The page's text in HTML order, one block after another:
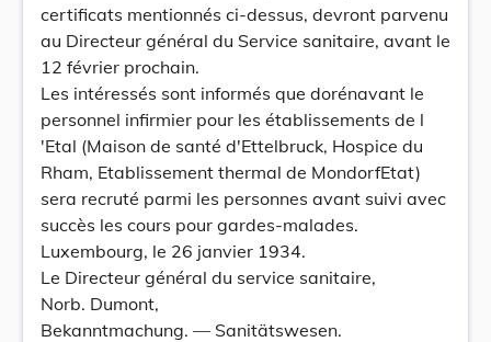
certificats mentionnés ci-dessus, devront parvenu
au Directeur général du Service sanitaire, avant le
12 février prochain.
Les intéressés sont informés que dorénavant le
personnel infirmier pour les établissements de l
'Etal (Maison de santé d'Ettelbruck, Hospice du
Rham, Etablissement thermal de MondorfEtat)
sera recruté parmi les personnes avant suivi avec
succès les cours pour gardes-malades.
Luxembourg, le 26 janvier 1934.
Le Directeur général du service sanitaire,
Norb. Dumont,
Bekanntmachung. — Sanitätswesen.